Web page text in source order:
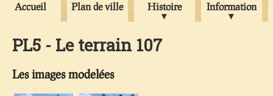
Accueil Plan de ville Histoire Information
PL5 - Le terrain 107
Les images modelées